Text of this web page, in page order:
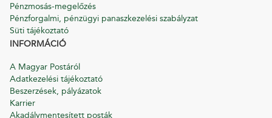
Pénzmosás-megelőzés
Pénzforgalmi, pénzügyi panaszkezelési szabályzat
Süti tájékoztató
INFORMÁCIÓ
A Magyar Postáról
Adatkezelési tájékoztató
Beszerzések, pályázatok
Karrier
Akadálymentesített posták